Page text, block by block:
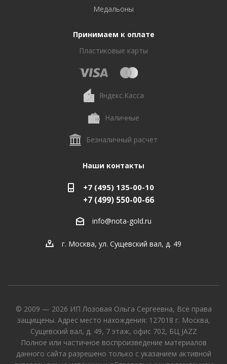
Медальоны
Принимаем к оплате
Пластиковые карты
Яндекс.Касса
Наличные
Безналичный расчет
Наши контакты
+7 (495) 135-00-10
+7 (499) 550-00-66
info@nota-gold.ru
г. Москва, ул. Сущевский вал, д. 49
© 2009 — 2026 ИП Лозовая Ольга Сергеевна, Все права
защищены. Адрес место нахождения: 127018 г. Москва,
Сущевский вал, д. 49, 7 этаж, офис 702, БЦ JAZZ
Полное или частичное воспроизведение материалов
данного сайта разрешено только с указанием активной